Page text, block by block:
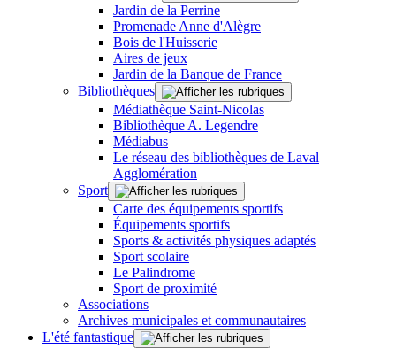
Jardin de la Perrine
Promenade Anne d'Alègre
Bois de l'Huisserie
Aires de jeux
Jardin de la Banque de France
Bibliothèques
Médiathèque Saint-Nicolas
Bibliothèque A. Legendre
Médiabus
Le réseau des bibliothèques de Laval
Agglomération
Sport
Carte des équipements sportifs
Équipements sportifs
Sports & activités physiques adaptés
Sport scolaire
Le Palindrome
Sport de proximité
Associations
Archives municipales et communautaires
L'été fantastique